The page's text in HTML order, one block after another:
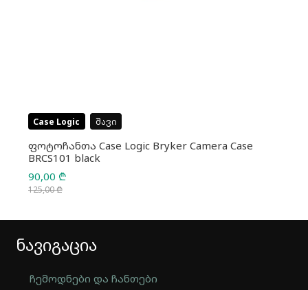
Case Logic შავი
ფოტოჩანთა Case Logic Bryker Camera Case
BRCS101 black
125,00₾
price
was:
90,00 ₾
price
is:
ნავიგაცია
ჩემოდნები და ჩანთები